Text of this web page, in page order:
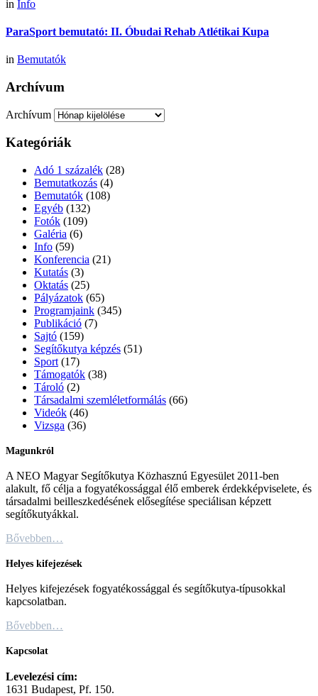
in Info
ParaSport bemutató: II. Óbudai Rehab Atlétikai Kupa
in Bemutatók
Archívum
Archívum
Kategóriák
Adó 1 százalék (28)
Bemutatkozás (4)
Bemutatók (108)
Egyéb (132)
Fotók (109)
Galéria (6)
Info (59)
Konferencia (21)
Kutatás (3)
Oktatás (25)
Pályázatok (65)
Programjaink (345)
Publikáció (7)
Sajtó (159)
Segítőkutya képzés (51)
Sport (17)
Támogatók (38)
Tároló (2)
Társadalmi szemléletformálás (66)
Videók (46)
Vizsga (36)
Magunkról
A NEO Magyar Segítőkutya Közhasznú Egyesület 2011-ben
alakult, fő célja a fogyatékossággal élő emberek érdekképviselete, és
társadalmi beilleszkedésének elősegítése speciálisan képzett
segítőkutyákkal.
Bővebben…
Helyes kifejezések
Helyes kifejezések fogyatékossággal és segítőkutya-típusokkal
kapcsolatban.
Bővebben…
Kapcsolat
Levelezési cím:
1631 Budapest, Pf. 150.